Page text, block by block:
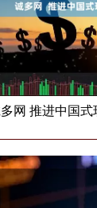
网 推进中国